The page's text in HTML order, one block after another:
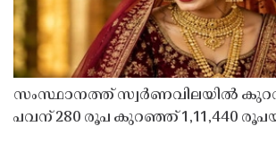
സംസ്ഥാനത്ത് സ്വർണവിലയിൽ കുറവ്;
പവന് 280 രൂപ കുറഞ്ഞ് 1,11,440